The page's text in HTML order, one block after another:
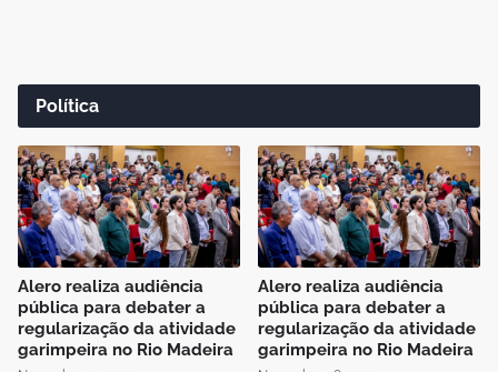
Política
Alero realiza audiência
pública para debater a
regularização da atividade
garimpeira no Rio Madeira
Alero realiza audiência
pública para debater a
regularização da atividade
garimpeira no Rio Madeira